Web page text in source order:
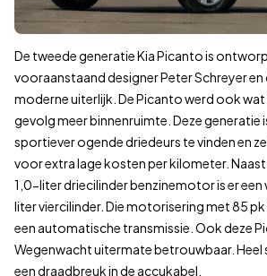
Laatste update:vandaag om 15:35.
Bekijk aanbod
3.491
De tweede generatie Kia Picanto is
vooraanstaand designer Peter Schreyer en
moderne uiterlijk. De Picanto werd ook wat
gevolg meer binnenruimte. Deze generatie
sportiever ogende driedeurs te vinden en
voor extra lage kosten per kilometer.
1,0-liter driecilinder benzinemotor is er
liter viercilinder. Die motorisering met 85
een automatische transmissie. Ook deze
Wegenwacht uitermate betrouwbaar.
een draadbreuk in de accukabel.